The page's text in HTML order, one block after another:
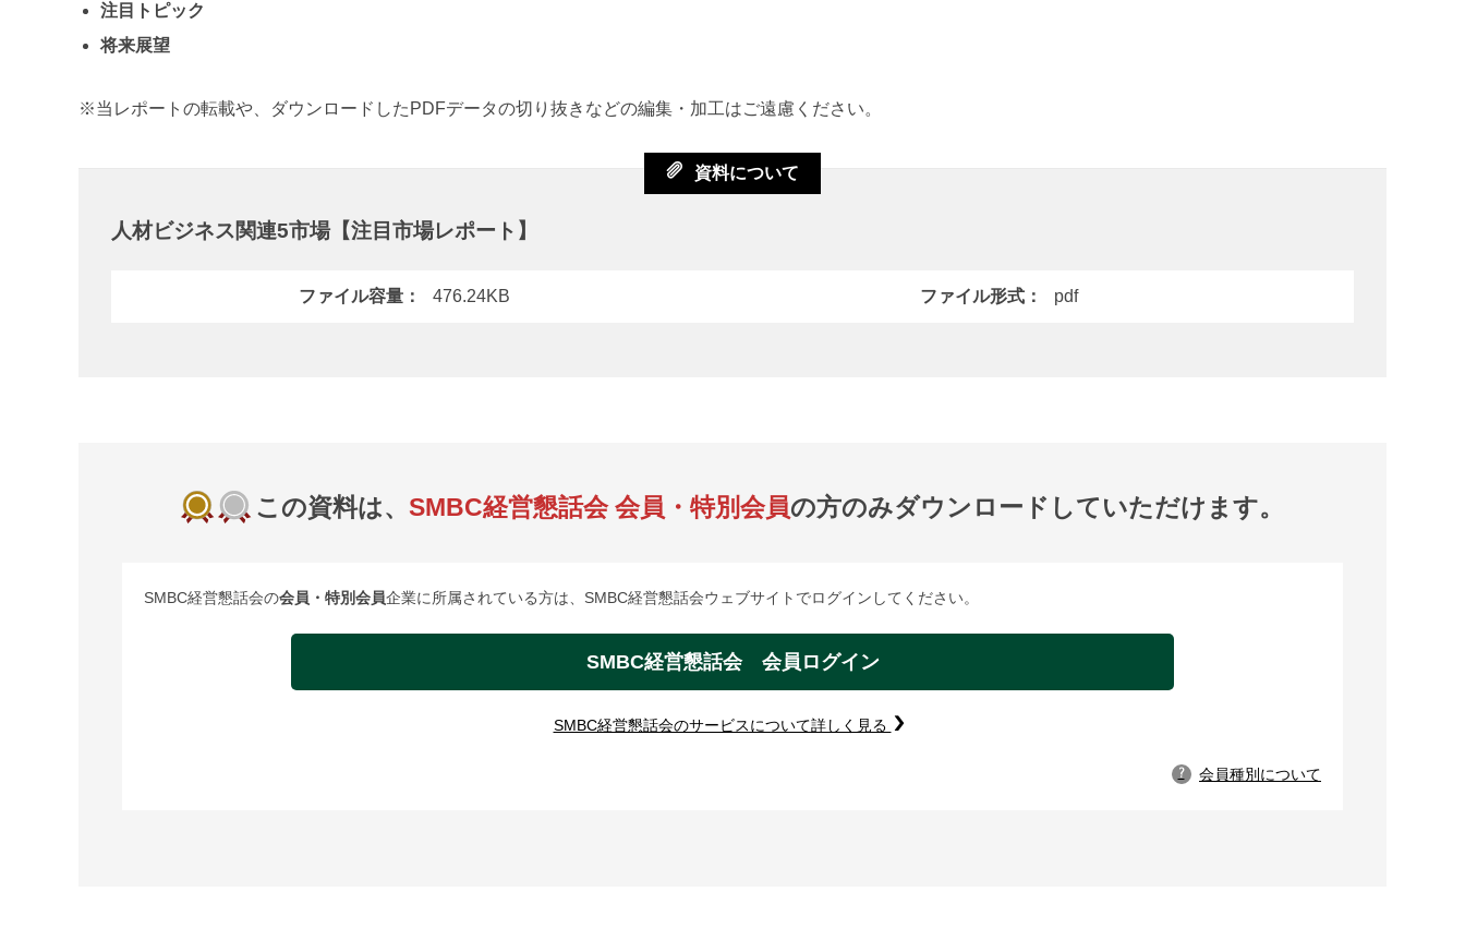
注目トピック
将来展望
※当レポートの転載や、ダウンロードしたPDFデータの切り抜きなどの編集・加工はご遠慮ください。
資料について
人材ビジネス関連5市場【注目市場レポート】
ファイル容量 476.24KB ファイル形式 pdf
この資料は、 SMBC経営懇話会 会員・特別会員の方のみダウンロードしていただけます。
SMBC経営懇話会の会員・特別会員企業に所属されている方は、SMBC経営懇話会ウェブサイトでログインしてください。
SMBC経営懇話会 会員ログイン
SMBC経営懇話会のサービスについて詳しく見る
? 会員種別について